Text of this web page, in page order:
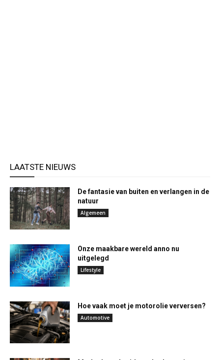
LAATSTE NIEUWS
De fantasie van buiten en verlangen in de
natuur
Algemeen
Onze maakbare wereld anno nu
uitgelegd
Lifestyle
Hoe vaak moet je motorolie verversen?
Automotive